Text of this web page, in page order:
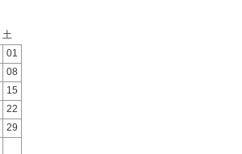
土
01
08
15
22
29